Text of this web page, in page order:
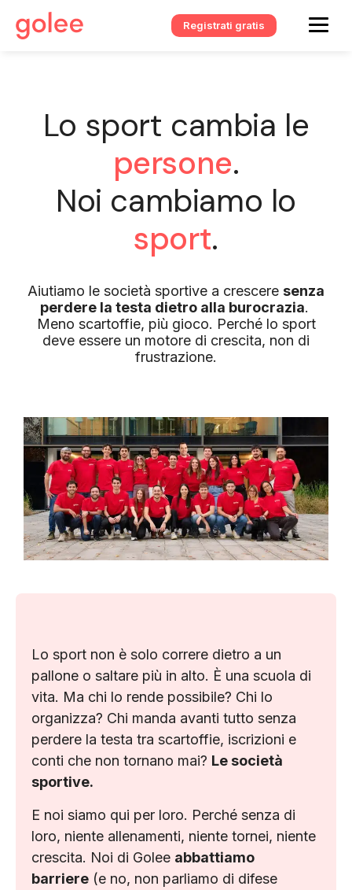
Registrati gratis
Lo sport cambia le
persone.
Noi cambiamo lo
sport.
Aiutiamo le società sportive a crescere senza
perdere la testa dietro alla burocrazia.
Meno scartoffie, più gioco. Perché lo sport
deve essere un motore di crescita, non di
frustrazione.
Lo sport non è solo correre dietro a un
pallone o saltare più in alto. È una scuola di
vita. Ma chi lo rende possibile? Chi lo
organizza? Chi manda avanti tutto senza
perdere la testa tra scartoffie, iscrizioni e
conti che non tornano mai? Le società
sportive.
E noi siamo qui per loro. Perché senza di
loro, niente allenamenti, niente tornei, niente
crescita. Noi di Golee abbattiamo
barriere (e no, non parliamo di difese